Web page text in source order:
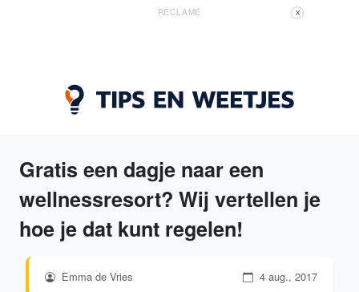
RECLAME X
Gratis een dagje naar een
wellnessresort? Wij vertellen je
hoe je dat kunt regelen!
Emma de Vries 4 aug., 2017